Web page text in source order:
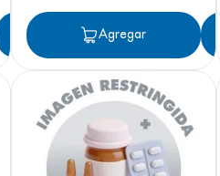
AgregarAgregar